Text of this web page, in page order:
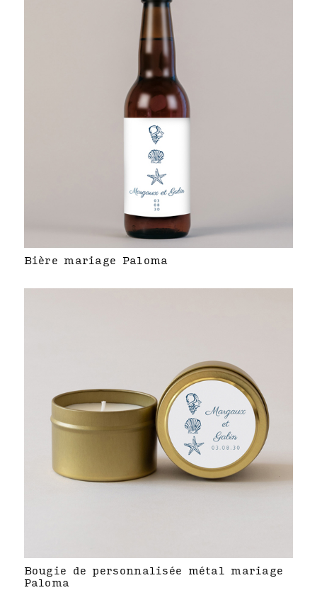
Bière mariage Paloma
Bougie de personnalisée métal mariage
Paloma